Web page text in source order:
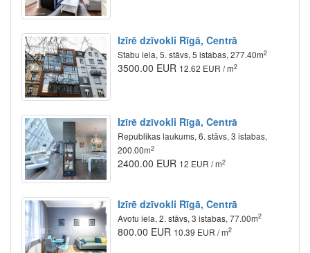
Izīrē dzīvokli Rīgā, Centrā
Stabu iela, 5. stāvs, 5 istabas, 277.40m2
3500.00 EUR 12.62 EUR / m2
Izīrē dzīvokli Rīgā, Centrā
Republikas laukums, 6. stāvs, 3 istabas,
200.00m2
2400.00 EUR 12 EUR / m2
Izīrē dzīvokli Rīgā, Centrā
Avotu iela, 2. stāvs, 3 istabas, 77.00m2
800.00 EUR 10.39 EUR / m2